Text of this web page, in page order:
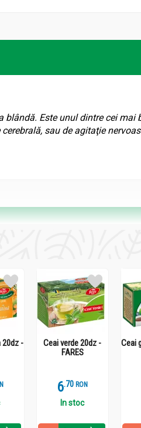
Este unul dintre cei mai
sau de agitaţie
ulei esenţial
20dz -
Ceai verde 20dz -
FARES
6.7 RON
In stoc
Ceai